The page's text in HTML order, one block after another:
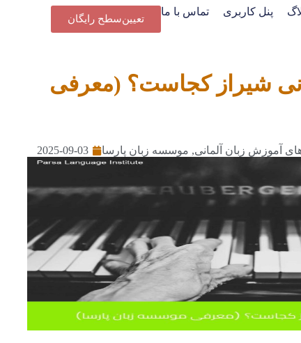
پنل کاربری تماس با ما
تعیین‌سطح رایگان
شیراز کجاست؟ (معرفی
آموزش زبان آلمانی, موسسه زبان پارسا 2025-09-03